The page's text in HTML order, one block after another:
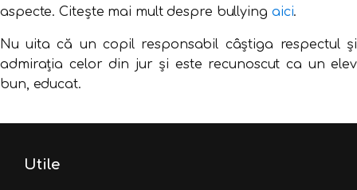
aspecte. Citește mai mult despre bullying aici.
Nu uita că un copil responsabil câștiga respectul și
admirația celor din jur și este recunoscut ca un elev
bun, educat.
Utile